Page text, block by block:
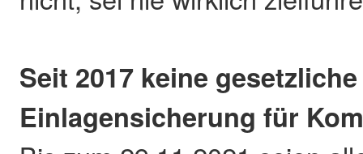
Seit 2017 keine gesetzliche
Einlagensicherung für